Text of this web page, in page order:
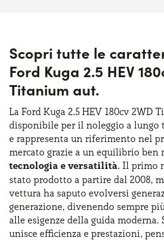
Scopri tutte le
Ford Kuga 2.5 HEV
Titanium aut.
La Ford Kuga 2.5 HEV 180cv 2WD
disponibile per il noleggio a lungo
e rappresenta un riferimento nel
mercato grazie a un equilibrio ben
tecnologia e versatilità. Il primo
stato prodotto a partire dal 2008,
vettura ha saputo evolversi
generazione, divenendo sempre
alle esigenze della guida
unisce efficienza e prestazioni,